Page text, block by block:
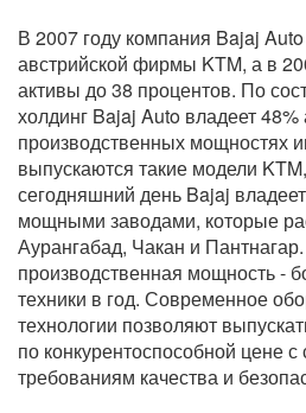
В 2007 году компания Bajaj
австрийской фирмы KTM, а в
активы до 38 процентов. По
холдинг Bajaj Auto владеет
производственных мощностях
выпускаются такие модели
сегодняшний день Bajaj
мощными заводами, которые
Аурангабад, Чакан и
производственная мощность -
техники в год. Современное
технологии позволяют
по конкурентоспособной цене
требованиям качества и